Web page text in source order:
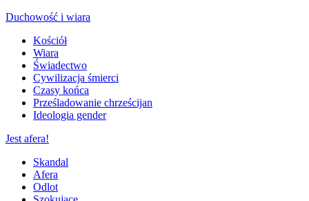
Duchowość i wiara
Kościół
Wiara
Świadectwo
Cywilizacja śmierci
Czasy końca
Prześladowanie chrześcijan
Ideologia gender
Jest afera!
Skandal
Afera
Odlot